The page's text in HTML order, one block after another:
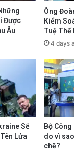
Được
Âu
Ông
Kiểm
Tuệ Thế
4 days
Sẽ
Lửa
Bộ
do vì
chẽ?